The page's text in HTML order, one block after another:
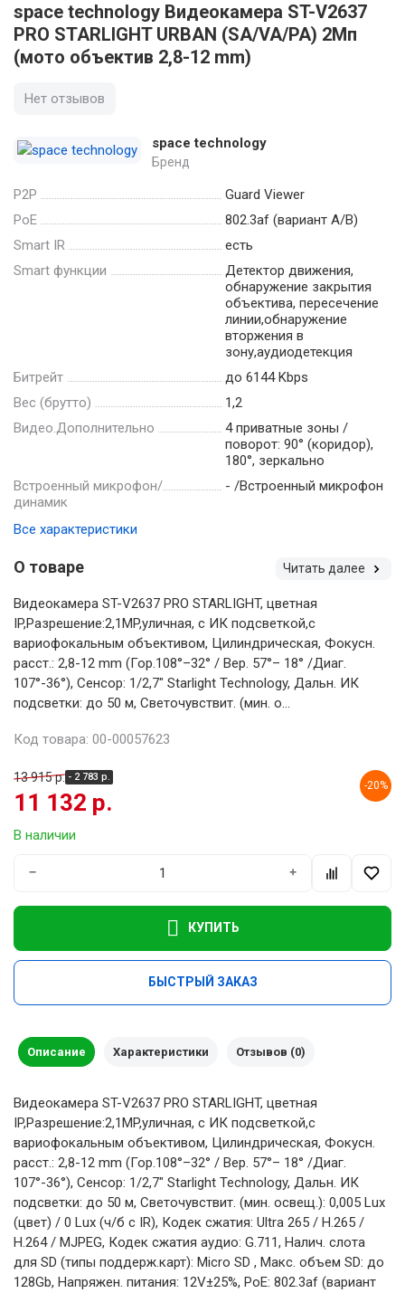
space technology Видеокамера ST-V2637
PRO STARLIGHT URBAN (SA/VA/PA) 2Мп
(мото объектив 2,8-12 mm)
Нет отзывов
space technology
Бренд
P2P
Guard Viewer
PoE
802.3af (вариант А/В)
Smart IR
есть
Smart функции
Детектор движения,
обнаружение закрытия
объектива, пересечение
линии,обнаружение
вторжения в
зону,аудиодетекция
Битрейт
до 6144 Kbps
Вес (брутто)
1,2
Видео.Дополнительно
4 приватные зоны /
поворот: 90° (коридор),
180°, зеркально
Встроенный микрофон/
динамик
- /Встроенный микрофон
Все характеристики
О товаре Читать далее
Видеокамера ST-V2637 PRO STARLIGHT, цветная
IP,Разрешение:2,1MP,уличная, с ИК подсветкой,с
вариофокальным объективом, Цилиндрическая, Фокусн.
расст.: 2,8-12 mm (Гор.108°–32° / Вер. 57°– 18° /Диаг.
107°-36°), Сенсор: 1/2,7" Starlight Technology, Дальн. ИК
подсветки: до 50 м, Светочувствит. (мин. о...
Код товара: 00-00057623
13 915 р. - 2 783 р.
11 132 р.
-20%
В наличии
− +
КУПИТЬ
БЫСТРЫЙ ЗАКАЗ
Описание Характеристики Отзывов (0)
Видеокамера ST-V2637 PRO STARLIGHT, цветная
IP,Разрешение:2,1MP,уличная, с ИК подсветкой,с
вариофокальным объективом, Цилиндрическая, Фокусн.
расст.: 2,8-12 mm (Гор.108°–32° / Вер. 57°– 18° /Диаг.
107°-36°), Сенсор: 1/2,7" Starlight Technology, Дальн. ИК
подсветки: до 50 м, Светочувствит. (мин. освещ.): 0,005 Lux
(цвет) / 0 Lux (ч/б c IR), Кодек сжатия: Ultra 265 / H.265 /
H.264 / MJPEG, Кодек сжатия аудио: G.711, Налич. слота
для SD (типы поддерж.карт): Micro SD , Макс. объем SD: до
128Gb, Напряжен. питания: 12V±25%, PoE: 802.3af (вариант